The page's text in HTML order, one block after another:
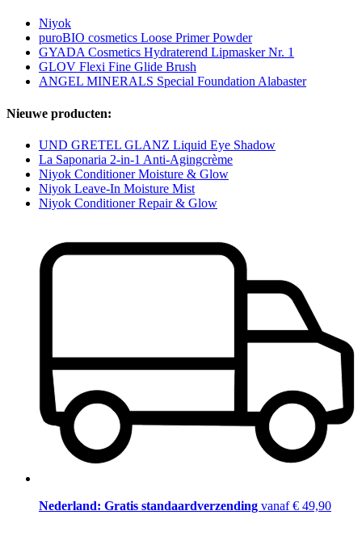
Niyok
puroBIO cosmetics Loose Primer Powder
GYADA Cosmetics Hydraterend Lipmasker Nr. 1
GLOV Flexi Fine Glide Brush
ANGEL MINERALS Special Foundation Alabaster
Nieuwe producten:
UND GRETEL GLANZ Liquid Eye Shadow
La Saponaria 2-in-1 Anti-Agingcrème
Niyok Conditioner Moisture & Glow
Niyok Leave-In Moisture Mist
Niyok Conditioner Repair & Glow
Nederland: Gratis standaardverzending vanaf € 49,90